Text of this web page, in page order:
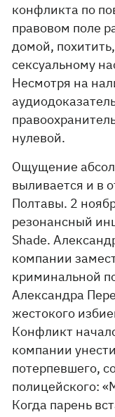
конфликта по
правовом поле
домой,
сексуальному
Несмотря на
нулевой.
Ощущение
выливается и в
Полтавы. 2
резонансный
Shade.
компании
криминальной
Александра
жестокого
Конфликт
компании
потерпевшего,
полицейского:
Когда парень